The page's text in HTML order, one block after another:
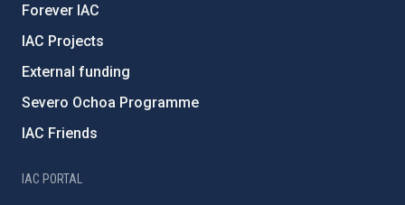
Forever IAC
IAC Projects
External funding
Severo Ochoa Programme
IAC Friends
IAC PORTAL